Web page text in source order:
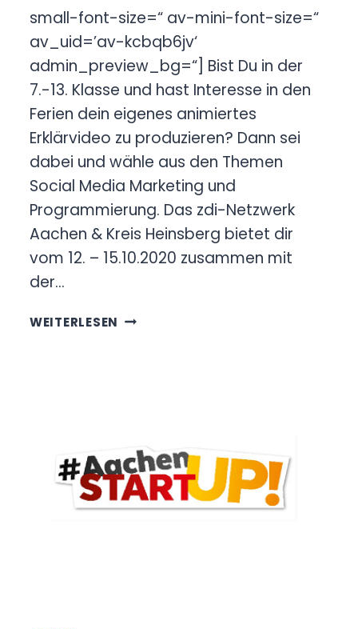
small-font-size=“ av-mini-font-size=“
av_uid=’av-kcbqb6jv‘
admin_preview_bg=“] Bist Du in der
7.-13. Klasse und hast Interesse in den
Ferien dein eigenes animiertes
Erklärvideo zu produzieren? Dann sei
dabei und wähle aus den Themen
Social Media Marketing und
Programmierung. Das zdi-Netzwerk
Aachen & Kreis Heinsberg bietet dir
vom 12. – 15.10.2020 zusammen mit
der…
WEITERLESEN ANIMIERTE
MARKETING
ODER
PROGRAMMIERUNG